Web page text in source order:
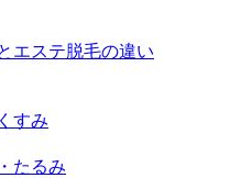
エステ脱毛の違い
すみ
たるみ